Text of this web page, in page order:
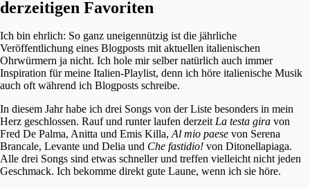
derzeitigen Favoriten
Ich bin ehrlich: So ganz uneigennützig ist die jährliche
Veröffentlichung eines Blogposts mit aktuellen italienischen
Ohrwürmern ja nicht. Ich hole mir selber natürlich auch immer
Inspiration für meine Italien-Playlist, denn ich höre italienische Musik
auch oft während ich Blogposts schreibe.
In diesem Jahr habe ich drei Songs von der Liste besonders in mein
Herz geschlossen. Rauf und runter laufen derzeit La testa gira von
Fred De Palma, Anitta und Emis Killa, Al mio paese von Serena
Brancale, Levante und Delia und Che fastidio! von Ditonellapiaga.
Alle drei Songs sind etwas schneller und treffen vielleicht nicht jeden
Geschmack. Ich bekomme direkt gute Laune, wenn ich sie höre.